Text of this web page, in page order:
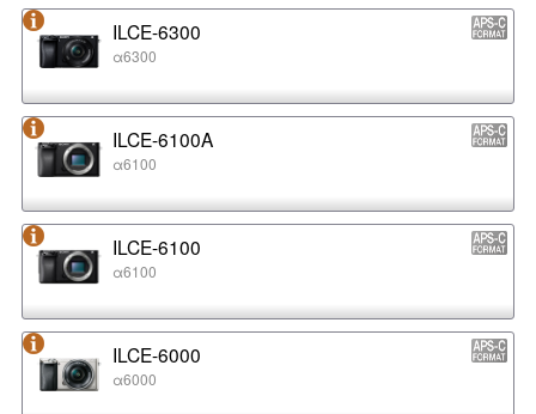
ILCE-6300
α6300
ILCE-6100A
α6100
ILCE-6100
α6100
ILCE-6000
α6000